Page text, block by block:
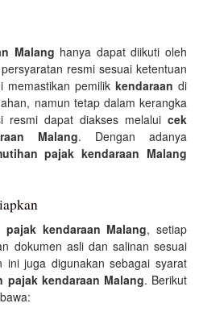
Malang hanya dapat diikuti oleh
resmi sesuai ketentuan
memastikan pemilik kendaraan di
namun tetap dalam kerangka
resmi dapat diakses melalui cek
Malang. Dengan adanya
pajak kendaraan Malang
pajak kendaraan Malang, setiap
dokumen asli dan salinan sesuai
ini juga digunakan sebagai syarat
pajak kendaraan Malang. Berikut